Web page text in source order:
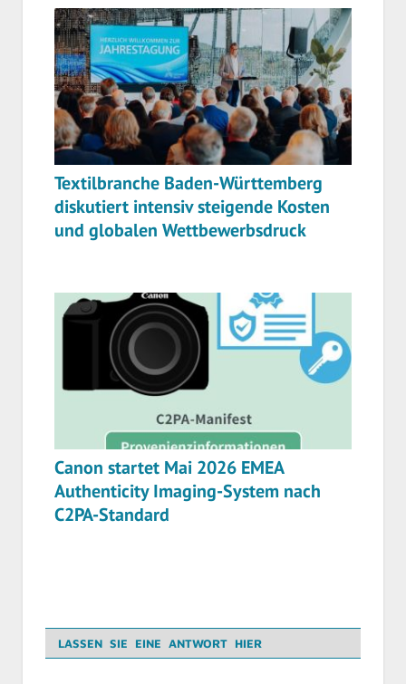
Textilbranche Baden-Württemberg
diskutiert intensiv steigende Kosten
und globalen Wettbewerbsdruck
Canon startet Mai 2026 EMEA
Authenticity Imaging-System nach
C2PA-Standard
LASSEN SIE EINE ANTWORT HIER